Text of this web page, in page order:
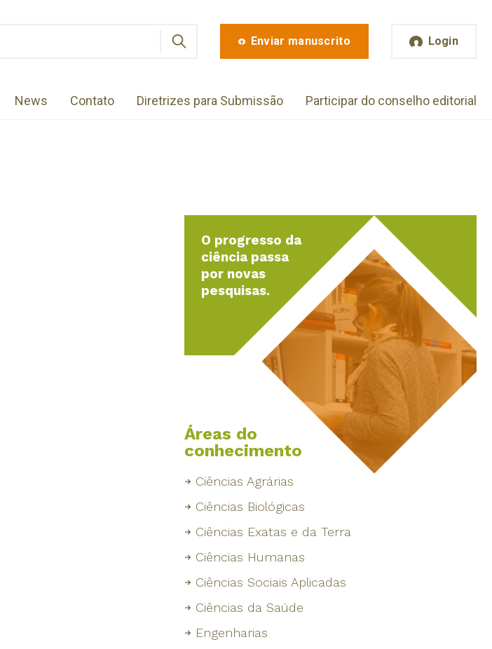
Enviar manuscrito Login
News Contato Diretrizes para Submissão Participar do conselho editorial
O progresso da
ciência passa
por novas
pesquisas.
Áreas do
conhecimento
Ciências Agrárias
Ciências Biológicas
Ciências Exatas e da Terra
Ciências Humanas
Ciências Sociais Aplicadas
Ciências da Saúde
Engenharias